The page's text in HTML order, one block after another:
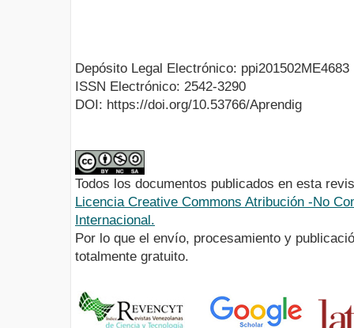
Depósito Legal Electrónico: ppi201502ME4683
ISSN Electrónico: 2542-3290
DOI: https://doi.org/10.53766/Aprendig
Todos los documentos publicados en esta
Licencia Creative Commons Atribución -No
Internacional.
Por lo que el envío, procesamiento y
totalmente gratuito.